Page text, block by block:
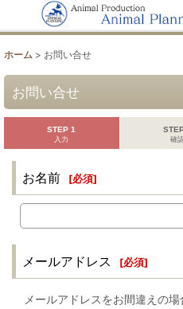
ホーム > お問い合せ
お問い合せ
STEP 1
入力
確
お名前 [必須]
メールアドレス [必須]
メールアドレスをお間違えの